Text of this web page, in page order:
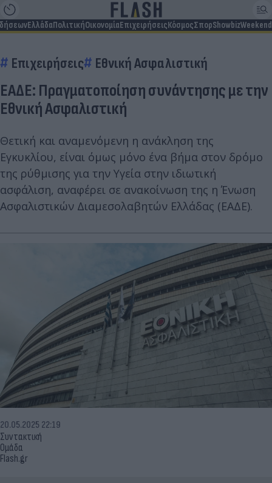
ΕλλάδαΠολιτικήΟικονομίαΕπιχειρήσειςΚόσμοςΣπορShowbizWeekend
Επιχειρήσεις Εθνική Ασφαλιστική
ΕΑΔΕ: Πραγματοποίηση συνάντησης με την
Εθνική Ασφαλιστική
Θετική και αναμενόμενη η ανάκληση της
Εγκυκλίου, είναι όμως μόνο ένα βήμα στον δρόμο
της ρύθμισης για την Υγεία στην ιδιωτική
ασφάλιση, αναφέρει σε ανακοίνωση της η Ένωση
Ασφαλιστικών Διαμεσολαβητών Ελλάδας (ΕΑΔΕ).
Συντακτική
Ομάδα
Flash.gr
20.05.2025 22:19